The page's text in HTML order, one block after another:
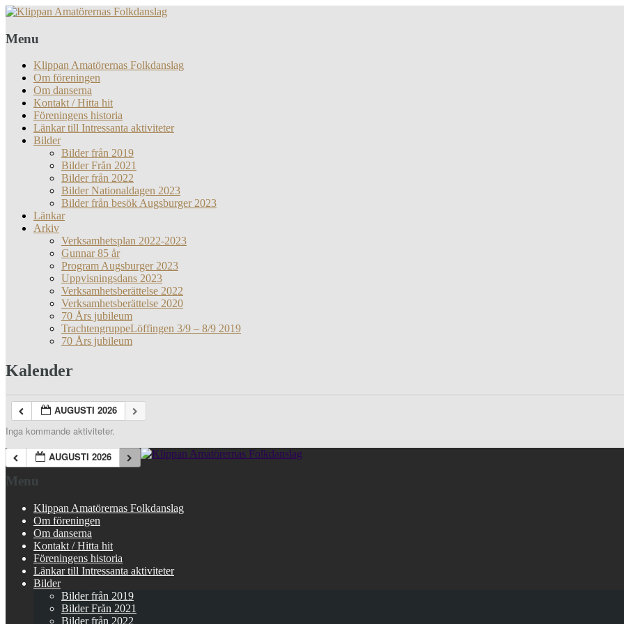
Menu
Klippan Amatörernas Folkdanslag
Om föreningen
Om danserna
Kontakt / Hitta hit
Föreningens historia
Länkar till Intressanta aktiviteter
Bilder
Bilder från 2019
Bilder Från 2021
Bilder från 2022
Bilder Nationaldagen 2023
Bilder från besök Augsburger 2023
Länkar
Arkiv
Verksamhetsplan 2022-2023
Gunnar 85 år
Program Augsburger 2023
Uppvisningsdans 2023
Verksamhetsberättelse 2022
Verksamhetsberättelse 2020
70 Års jubileum
TrachtengruppeLöffingen 3/9 – 8/9 2019
70 Års jubileum
Kalender
AUGUSTI 2026
Inga kommande aktiviteter.
AUGUSTI 2026
Menu
Klippan Amatörernas Folkdanslag
Om föreningen
Om danserna
Kontakt / Hitta hit
Föreningens historia
Länkar till Intressanta aktiviteter
Bilder
Bilder från 2019
Bilder Från 2021
Bilder från 2022